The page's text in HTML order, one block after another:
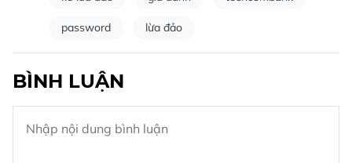
password lừa đảo
BÌNH LUẬN